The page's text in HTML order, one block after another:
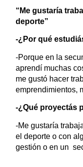
“Me gustaría
deporte”
-¿Por qué
-Porque en la
aprendí muchas
me gustó hacer
emprendimientos,
-¿Qué proyectás
-Me gustaría
el deporte o con
gestión o en un